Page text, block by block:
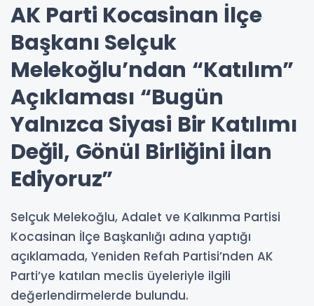
AK Parti Kocasinan İlçe
Başkanı Selçuk
Melekoğlu’ndan “Katılım”
Açıklaması “Bugün
Yalnızca Siyasi Bir Katılımı
Değil, Gönül Birliğini İlan
Ediyoruz”
Selçuk Melekoğlu, Adalet ve Kalkınma Partisi
Kocasinan İlçe Başkanlığı adına yaptığı
açıklamada, Yeniden Refah Partisi’nden AK
Parti’ye katılan meclis üyeleriyle ilgili
değerlendirmelerde bulundu.